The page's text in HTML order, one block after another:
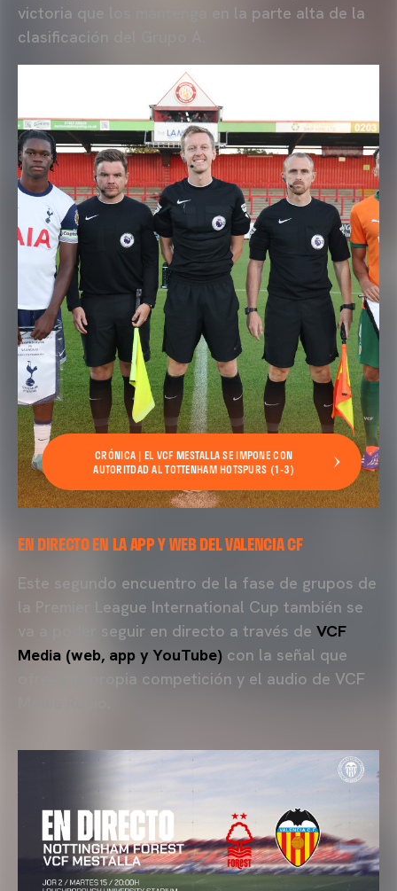
victoria que los mantenga en la parte alta de la
clasificación del Grupo A.
CRÓNICA | EL VCF MESTALLA SE IMPONE CON
AUTORITDAD AL TOTTENHAM HOTSPURS (1-3)
EN DIRECTO EN LA APP Y WEB DEL VALENCIA CF
Este segundo encuentro de la fase de grupos de
la Premier League International Cup también se
va a poder seguir en directo a través de VCF
Media (web, app y YouTube) con la señal que
ofrece la propia competición y el audio de VCF